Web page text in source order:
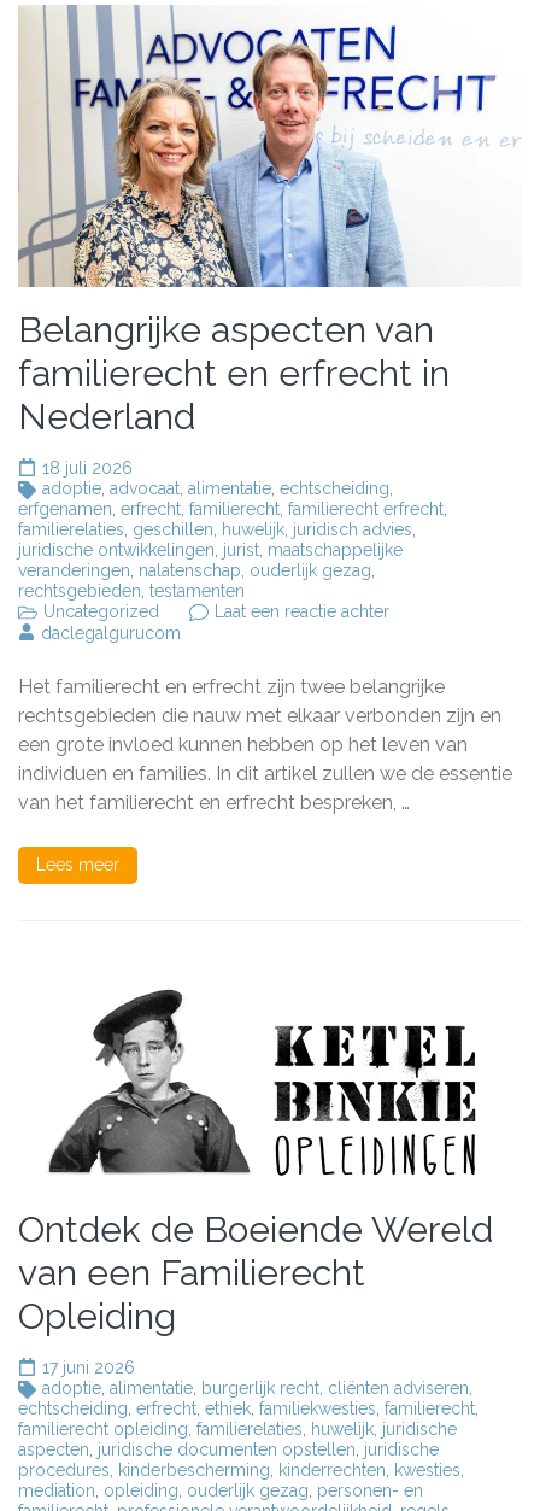
Belangrijke aspecten van
familierecht en erfrecht in
Nederland
18 juli 2026
adoptie advocaat alimentatie echtscheiding
erfgenamen erfrecht familierecht familierecht erfrecht
familierelaties geschillen huwelijk juridisch advies
juridische ontwikkelingen jurist maatschappelijke
veranderingen nalatenschap ouderlijk gezag
rechtsgebieden testamenten
Uncategorized
Laat een reactie achterop
familierecht
en
in
Nederland
daclegalgurucom
Het familierecht en erfrecht zijn twee belangrijke
rechtsgebieden die nauw met elkaar verbonden zijn en
een grote invloed kunnen hebben op het leven van
individuen en families. In dit artikel zullen we de essentie
van het familierecht en erfrecht bespreken, …
Lees meer
Ontdek de Boeiende Wereld
van een Familierecht
Opleiding
17 juni 2026
adoptie alimentatie burgerlijk recht cliënten adviseren
echtscheiding erfrecht ethiek familiekwesties familierecht
familierecht opleiding familierelaties huwelijk juridische
aspecten juridische documenten opstellen juridische
procedures
kinderbescherming kinderrechten kwesties
mediation opleiding ouderlijk gezag personen- en